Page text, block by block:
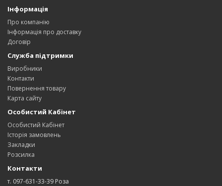
Інформація
Про компанію
Інформація про доставку
Договір
Служба підтримки
Виробники
Контакти
Повернення товару
Карта сайту
Особистий Кабінет
Особистий Кабінет
Історія замовлень
Закладки
Розсилка
Контакти
т. 097-631-33-39 Роза